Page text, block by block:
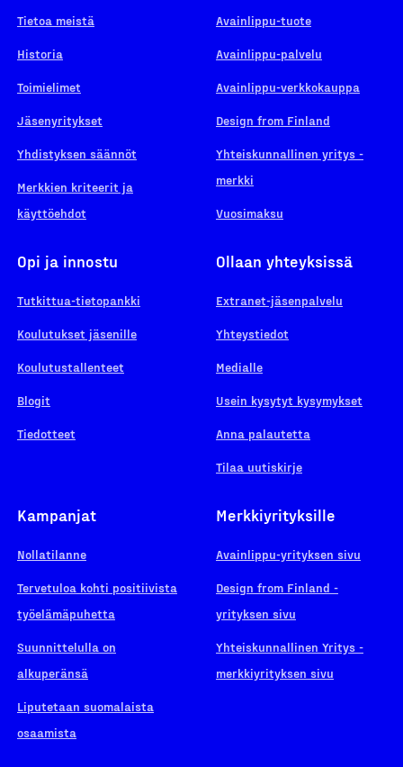
Tietoa meistä
Historia
Toimielimet
Jäsenyritykset
Yhdistyksen säännöt
Merkkien kriteerit ja
käyttöehdot
Avainlippu-tuote
Avainlippu-palvelu
Avainlippu-verkkokauppa
Design from Finland
Yhteiskunnallinen yritys -
merkki
Vuosimaksu
Opi ja innostu
Tutkittua-tietopankki
Koulutukset jäsenille
Koulutustallenteet
Blogit
Tiedotteet
Ollaan yhteyksissä
Extranet-jäsenpalvelu
Yhteystiedot
Medialle
Usein kysytyt kysymykset
Anna palautetta
Tilaa uutiskirje
Kampanjat
Nollatilanne
Tervetuloa kohti positiivista
työelämäpuhetta
Suunnittelulla on
alkuperänsä
Liputetaan suomalaista
osaamista
Merkkiyrityksille
Avainlippu-yrityksen sivu
Design from Finland -
yrityksen sivu
Yhteiskunnallinen Yritys -
merkkiyrityksen sivu